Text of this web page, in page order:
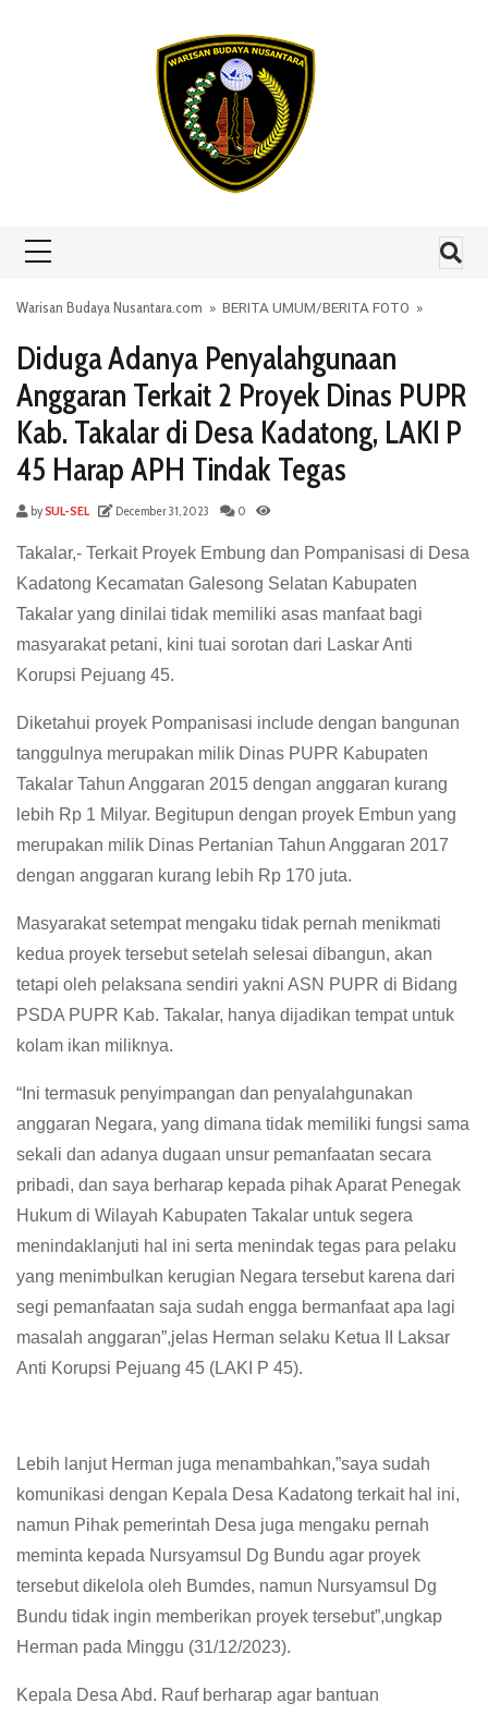
Warisan Budaya Nusantara.com » BERITA UMUM/BERITA FOTO »
Diduga Adanya Penyalahgunaan
Anggaran Terkait 2 Proyek Dinas PUPR
Kab. Takalar di Desa Kadatong, LAKI P
45 Harap APH Tindak Tegas
bySUL-SEL December 31, 2023 0
Takalar,- Terkait Proyek Embung dan Pompanisasi di Desa
Kadatong Kecamatan Galesong Selatan Kabupaten
Takalar yang dinilai tidak memiliki asas manfaat bagi
masyarakat petani, kini tuai sorotan dari Laskar Anti
Korupsi Pejuang 45.
Diketahui proyek Pompanisasi include dengan bangunan
tanggulnya merupakan milik Dinas PUPR Kabupaten
Takalar Tahun Anggaran 2015 dengan anggaran kurang
lebih Rp 1 Milyar. Begitupun dengan proyek Embun yang
merupakan milik Dinas Pertanian Tahun Anggaran 2017
dengan anggaran kurang lebih Rp 170 juta.
Masyarakat setempat mengaku tidak pernah menikmati
kedua proyek tersebut setelah selesai dibangun, akan
tetapi oleh pelaksana sendiri yakni ASN PUPR di Bidang
PSDA PUPR Kab. Takalar, hanya dijadikan tempat untuk
kolam ikan miliknya.
“Ini termasuk penyimpangan dan penyalahgunakan
anggaran Negara, yang dimana tidak memiliki fungsi sama
sekali dan adanya dugaan unsur pemanfaatan secara
pribadi, dan saya berharap kepada pihak Aparat Penegak
Hukum di Wilayah Kabupaten Takalar untuk segera
menindaklanjuti hal ini serta menindak tegas para pelaku
yang menimbulkan kerugian Negara tersebut karena dari
segi pemanfaatan saja sudah engga bermanfaat apa lagi
masalah anggaran”,jelas Herman selaku Ketua II Laksar
Anti Korupsi Pejuang 45 (LAKI P 45).
Lebih lanjut Herman juga menambahkan,”saya sudah
komunikasi dengan Kepala Desa Kadatong terkait hal ini,
namun Pihak pemerintah Desa juga mengaku pernah
meminta kepada Nursyamsul Dg Bundu agar proyek
tersebut dikelola oleh Bumdes, namun Nursyamsul Dg
Bundu tidak ingin memberikan proyek tersebut”,ungkap
Herman pada Minggu (31/12/2023).
Kepala Desa Abd. Rauf berharap agar bantuan